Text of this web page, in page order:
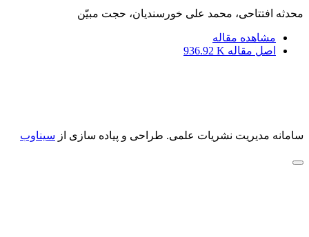
محدثه افتتاحی، محمد علی خورسندیان، حجت مبیّن
مشاهده مقاله
اصل مقاله 936.92 K
سامانه مدیریت نشریات علمی. طراحی و پیاده سازی از سیناوب